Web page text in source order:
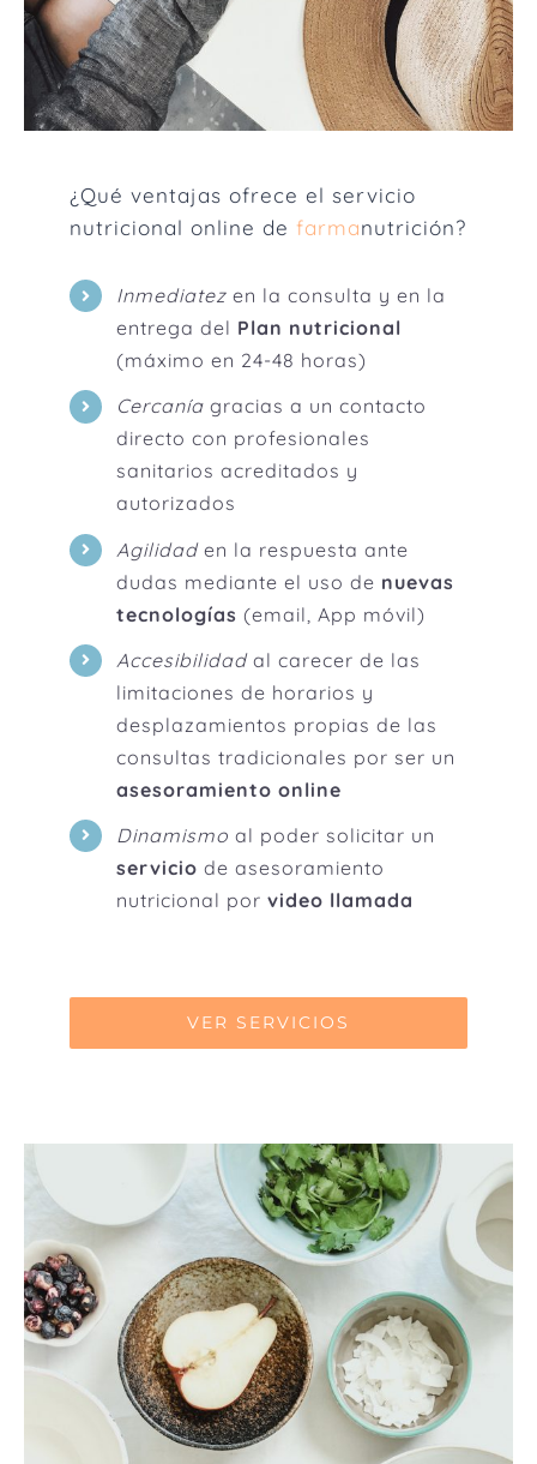
¿Qué ventajas ofrece el servicio
nutricional online defarmanutrición?
Inmediatezen la consulta y en la
entrega del Plan nutricional
(máximo en 24-48 horas)
Cercaníagracias a un contacto
directo con profesionales
sanitarios acreditados y
autorizados
Agilidad en la respuesta ante
dudas mediante el uso de nuevas
tecnologías (email, App móvil)
Accesibilidad al carecer de las
limitaciones de horarios y
desplazamientos propias de las
consultas tradicionales por ser un
asesoramiento online
Dinamismo al poder solicitar un
servicio de asesoramiento
nutricional por video llamada
VER SERVICIOS